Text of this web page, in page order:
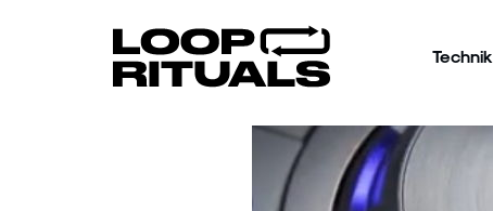
Technik